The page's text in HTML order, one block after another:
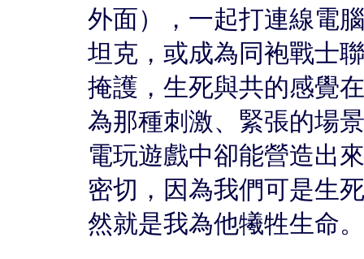
外面），一起打連線電
坦克，或成為同袍戰士
掩護，生死與共的感覺
為那種刺激、緊張的場
電玩遊戲中卻能營造出
密切，因為我們可是生
然就是我為他犧牲生命。